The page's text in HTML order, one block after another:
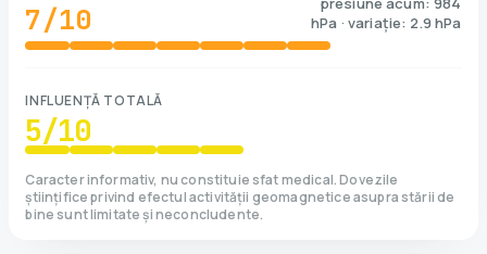
7/10
hPa · variație: 2.9 hPa
INFLUENȚĂ TOTALĂ
5/10
Caracter informativ, nu constituie sfat medical. Dovezile
științifice privind efectul activității geomagnetice asupra stării de
bine sunt limitate și neconcludente.